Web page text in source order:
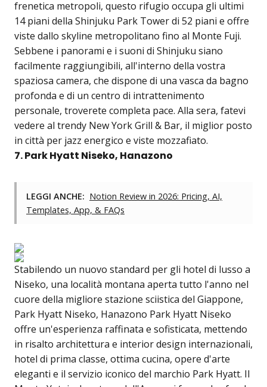
frenetica metropoli, questo rifugio occupa gli ultimi
14 piani della Shinjuku Park Tower di 52 piani e offre
viste dallo skyline metropolitano fino al Monte Fuji.
Sebbene i panorami e i suoni di Shinjuku siano
facilmente raggiungibili, all'interno della vostra
spaziosa camera, che dispone di una vasca da bagno
profonda e di un centro di intrattenimento
personale, troverete completa pace. Alla sera, fatevi
vedere al trendy New York Grill & Bar, il miglior posto
in città per jazz energico e viste mozzafiato.
7. Park Hyatt Niseko, Hanazono
LEGGI ANCHE: Notion Review in 2026: Pricing, AI,
Templates, App, & FAQs
Stabilendo un nuovo standard per gli hotel di lusso a
Niseko, una località montana aperta tutto l'anno nel
cuore della migliore stazione sciistica del Giappone,
Park Hyatt Niseko, Hanazono Park Hyatt Niseko
offre un'esperienza raffinata e sofisticata, mettendo
in risalto architettura e interior design internazionali,
hotel di prima classe, ottima cucina, opere d'arte
eleganti e il servizio iconico del marchio Park Hyatt. Il